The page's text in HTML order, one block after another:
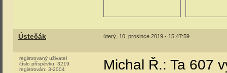
Ústečák úterý, 10. prosince 2019 - 15:47:59
registrovaný uživatel
číslo příspěvku: 3219
registrován: 3-2004 Michal Ř.: Ta 607